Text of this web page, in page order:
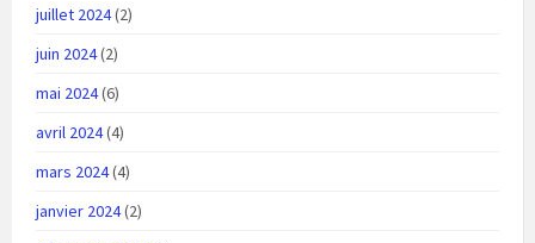
juillet 2024(2)
juin 2024(2)
mai 2024(6)
avril 2024(4)
mars 2024(4)
janvier 2024(2)